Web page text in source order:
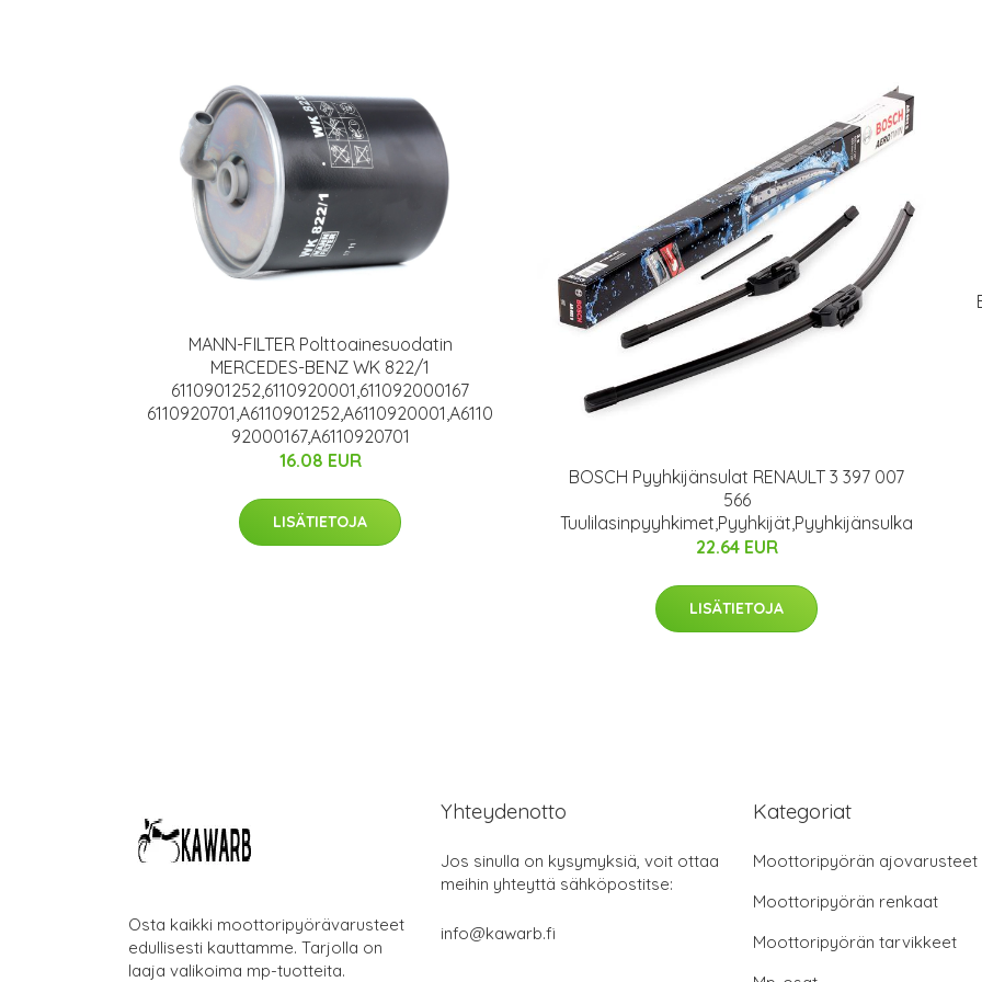
MANN-FILTER Polttoainesuodatin
MERCEDES-BENZ WK 822/1
6110901252,6110920001,611092000167
6110920701,A6110901252,A6110920001,A6110
92000167,A6110920701
16.08 EUR
LISÄTIETOJA
BOSCH Pyyhkijänsulat RENAULT 3 397 007
566
Tuulilasinpyyhkimet,Pyyhkijät,Pyyhkijänsulka
22.64 EUR
LISÄTIETOJA
Osta kaikki moottoripyörävarusteet
edullisesti kauttamme. Tarjolla on
laaja valikoima mp-tuotteita.
Yhteydenotto
Jos sinulla on kysymyksiä, voit ottaa
meihin yhteyttä sähköpostitse:
info@kawarb.fi
Kategoriat
Moottoripyörän ajovarusteet
Moottoripyörän renkaat
Moottoripyörän tarvikkeet